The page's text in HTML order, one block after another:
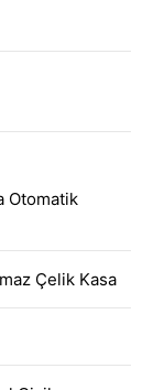
Otomatik
Çelik Kasa